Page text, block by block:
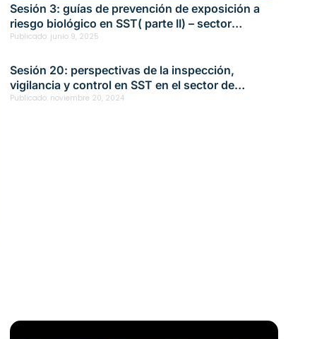
Sesión 3: guías de prevención de exposición a
riesgo biológico en SST( parte II) – sector
educación Fecha: mayo 29, 2025
Publicado: junio 9, 2025
Sesión 20: perspectivas de la inspección,
vigilancia y control en SST en el sector de
educación Fecha: noviembre 20, 2024
Publicado: noviembre 20, 2024